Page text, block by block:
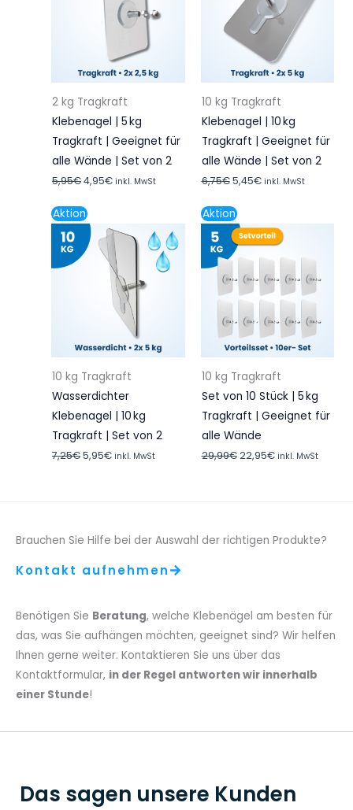
2 kg Tragkraft
Klebenagel | 5 kg
Tragkraft | Geeignet für
alle Wände | Set von 2
5,95€4,95€ inkl. MwSt
10 kg Tragkraft
Klebenagel | 10 kg
Tragkraft | Geeignet für
alle Wände | Set von 2
6,75€ 5,45€ inkl. MwSt
Aktion
10 kg Tragkraft
Wasserdichter
Klebenagel | 10 kg
Tragkraft | Set von 2
7,25€
Ursprünglicher
Preis
war:
7,25€
5,95€
Preis
ist:
5,95€.
inkl. MwSt
Aktion
10 kg Tragkraft
Set von 10 Stück | 5 kg
Tragkraft | Geeignet für
alle Wände
29,99€
Preis
war:
22,95€
Preis
ist:
inkl. MwSt
Brauchen Sie Hilfe bei der Auswahl der richtigen Produkte?
Kontakt aufnehmen
Benötigen Sie Beratung, welche Klebenägel am besten für
das, was Sie aufhängen möchten, geeignet sind? Wir helfen
Ihnen gerne weiter. Kontaktieren Sie uns über das
Kontaktformular, in der Regel antworten wir innerhalb
einer Stunde!
Das sagen unsere Kunden